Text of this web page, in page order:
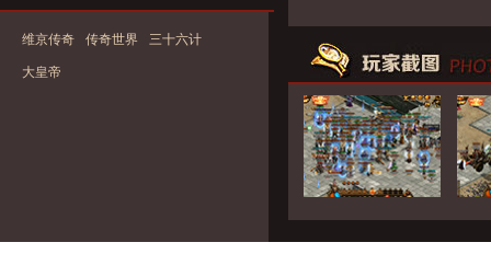
维京传奇 传奇世界 三十六计
大皇帝